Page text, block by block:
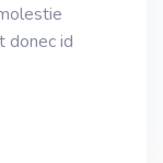
donec id